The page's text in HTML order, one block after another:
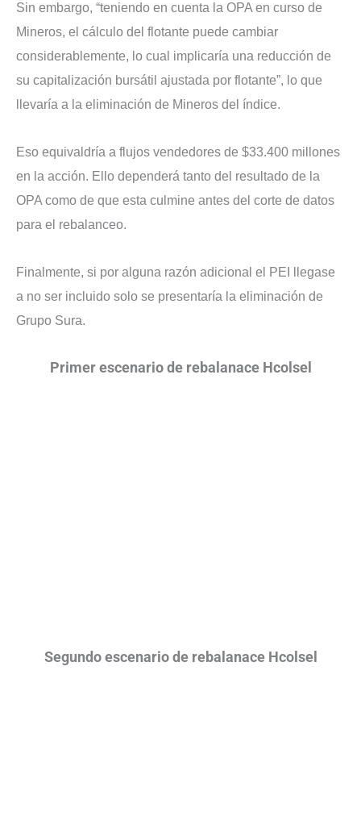
Sin embargo, “teniendo en cuenta la OPA en curso de
Mineros, el cálculo del flotante puede cambiar
considerablemente, lo cual implicaría una reducción de
su capitalización bursátil ajustada por flotante”, lo que
llevaría a la eliminación de Mineros del índice.
Eso equivaldría a flujos vendedores de $33.400 millones
en la acción. Ello dependerá tanto del resultado de la
OPA como de que esta culmine antes del corte de datos
para el rebalanceo.
Finalmente, si por alguna razón adicional el PEI llegase
a no ser incluido solo se presentaría la eliminación de
Grupo Sura.
Primer escenario de rebalanace Hcolsel
Segundo escenario de rebalanace Hcolsel